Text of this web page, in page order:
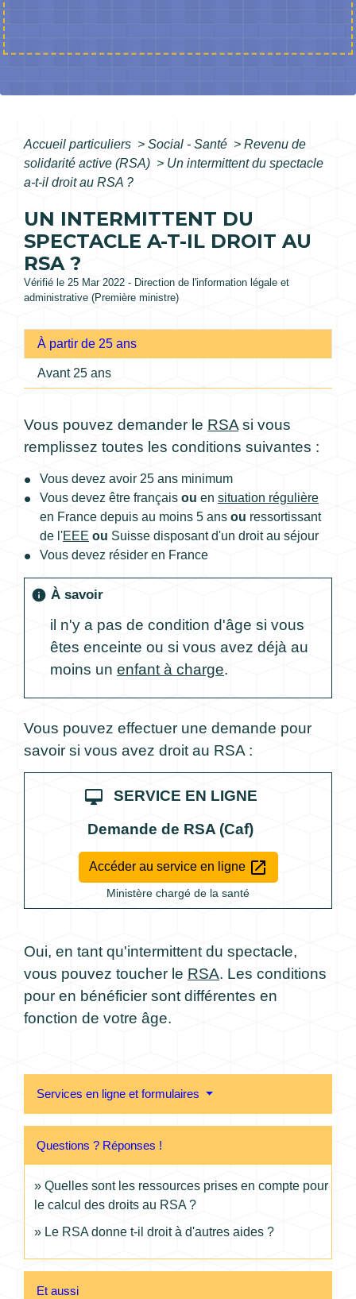
Accueil particuliers > Social - Santé > Revenu de
solidarité active (RSA) > Un intermittent du spectacle
a-t-il droit au RSA ?
UN INTERMITTENT DU
SPECTACLE A-T-IL DROIT AU
RSA ?
Vérifié le 25 Mar 2022 - Direction de l'information légale et
administrative (Première ministre)
À partir de 25 ans
Avant 25 ans
Vous pouvez demander le RSAsi vous
remplissez toutes les conditions suivantes :
Vous devez avoir 25 ans minimum
Vous devez être français ou en situation régulière
en France depuis au moins 5 ans ou ressortissant
de l'EEE ou Suisse disposant d'un droit au séjour
Vous devez résider en France
info À savoir
il n'y a pas de condition d'âge si vous
êtes enceinte ou si vous avez déjà au
moins un enfant à charge.
Vous pouvez effectuer une demande pour
savoir si vous avez droit au RSA :
desktop_mac
SERVICE EN LIGNE
Demande de RSA (Caf)
Accéder au service en ligne open_in_new
Ministère chargé de la santé
Oui, en tant qu'intermittent du spectacle,
vous pouvez toucher le RSA. Les conditions
pour en bénéficier sont différentes en
fonction de votre âge.
Services en ligne et formulaires
Questions ? Réponses !
Quelles sont les ressources prises en compte pour
le calcul des droits au RSA ?
Le RSA donne t-il droit à d'autres aides ?
Et aussi